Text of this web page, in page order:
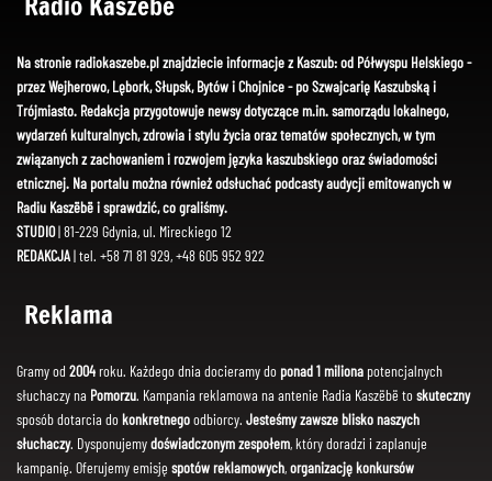
Na stronie radiokaszebe.pl znajdziecie informacje z Kaszub: od Półwyspu Helskiego -
przez Wejherowo, Lębork, Słupsk, Bytów i Chojnice - po Szwajcarię Kaszubską i
Trójmiasto. Redakcja przygotowuje newsy dotyczące m.in. samorządu lokalnego,
wydarzeń kulturalnych, zdrowia i stylu życia oraz tematów społecznych, w tym
związanych z zachowaniem i rozwojem języka kaszubskiego oraz świadomości
etnicznej. Na portalu można również odsłuchać podcasty audycji emitowanych w
Radiu Kaszëbë i sprawdzić, co graliśmy.
STUDIO| 81-229 Gdynia, ul. Mireckiego 12
REDAKCJA| tel. +58 71 81 929, +48 605 952 922
Reklama
Gramy od 2004roku. Każdego dnia docieramy do ponad 1 miliona potencjalnych
słuchaczy na Pomorzu. Kampania reklamowa na antenie Radia Kaszëbë toskuteczny
sposób dotarcia dokonkretnegoodbiorcy. Jesteśmy zawsze blisko naszych
słuchaczy. Dysponujemydoświadczonym zespołem, który doradzi i zaplanuje
kampanię. Oferujemy emisję spotów reklamowych,organizację konkursów